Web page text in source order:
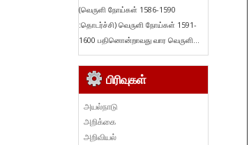
(வெருளி நோய்கள் 1586-1590
:தொடர்ச்சி) வெருளி நோய்கள் 1591-
1600 பதினொன்றாவது வார வெருளி...
பிரிவுகள்
அயல்நாடு
அறிக்கை
அறிவியல்